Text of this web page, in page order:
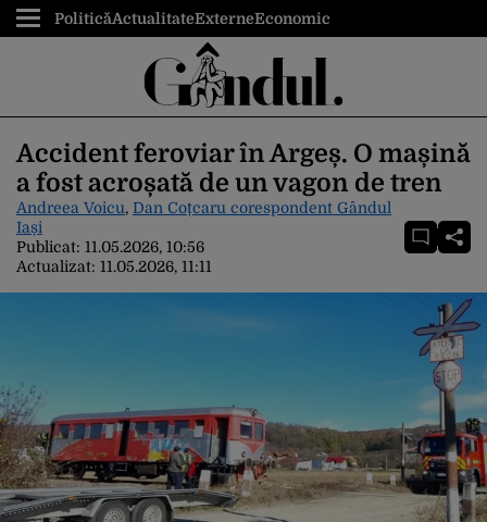
PoliticăActualitateExterneEconomic
Accident feroviar în Argeș. O mașină
a fost acroșată de un vagon de tren
Andreea Voicu, Dan Coțcaru corespondent Gândul
Iași
Publicat: 11.05.2026, 10:56
Actualizat: 11.05.2026, 11:11